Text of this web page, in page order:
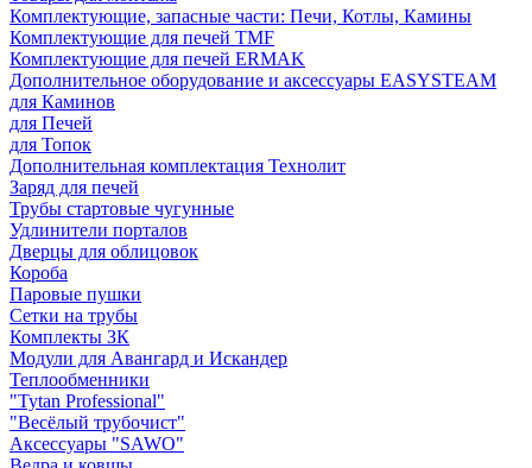
Комплектующие, запасные части: Печи, Котлы, Камины
Комплектующие для печей TMF
Комплектующие для печей ERMAK
Дополнительное оборудование и аксессуары EASYSTEAM
для Каминов
для Печей
для Топок
Дополнительная комплектация Технолит
Заряд для печей
Трубы стартовые чугунные
Удлинители порталов
Дверцы для облицовок
Короба
Паровые пушки
Сетки на трубы
Комплекты ЗК
Модули для Авангард и Искандер
Теплообменники
"Tytan Professional"
"Весёлый трубочист"
Аксессуары "SAWO"